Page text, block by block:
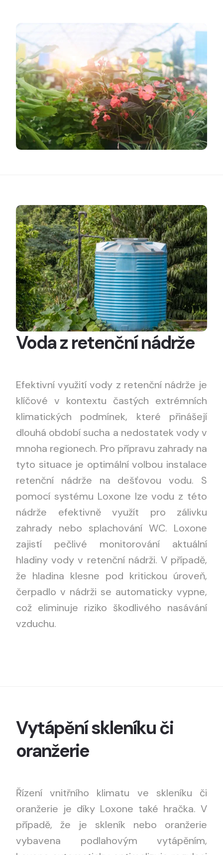
Voda z retenční nádrže
Efektivní využití vody z retenční nádrže je
klíčové v kontextu častých extrémních
klimatických podmínek, které přinášejí
dlouhá období sucha a nedostatek vody v
mnoha regionech. Pro přípravu zahrady na
tyto situace je optimální volbou instalace
retenční nádrže na dešťovou vodu. S
pomocí systému Loxone lze vodu z této
nádrže efektivně využít pro zálivku
zahrady nebo splachování WC. Loxone
zajistí pečlivé monitorování aktuální
hladiny vody v retenční nádrži. V případě,
že hladina klesne pod kritickou úroveň,
čerpadlo v nádrži se automaticky vypne,
což eliminuje riziko škodlivého nasávání
vzduchu.
Vytápění skleníku či
oranžerie
Řízení vnitřního klimatu ve skleníku či
oranžerie je díky Loxone také hračka. V
případě, že je skleník nebo oranžerie
vybavena podlahovým vytápěním,